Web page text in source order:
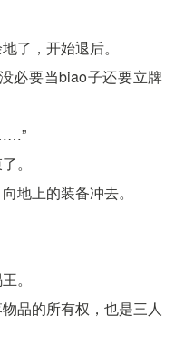
了，开始退后。
必要当biao子还要立牌
。
地上的装备冲去。
。
品的所有权，也是三人